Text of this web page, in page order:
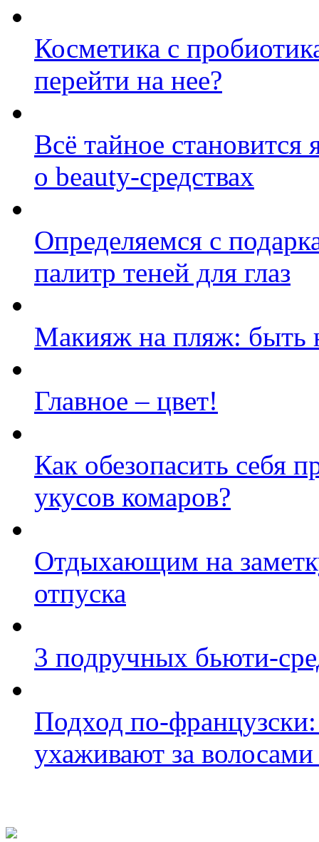
Косметика с
перейти на нее?
Всё тайное
о beauty-средствах
Определяемся с
палитр теней для глаз
Макияж на пляж: быть
Главное – цвет!
Как обезопасить себя
укусов комаров?
Отдыхающим на
отпуска
3 подручных бьюти-
Подход по-французски:
ухаживают за